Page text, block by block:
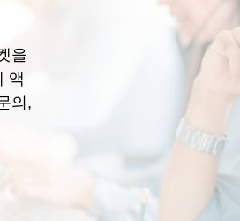
을
액
의,